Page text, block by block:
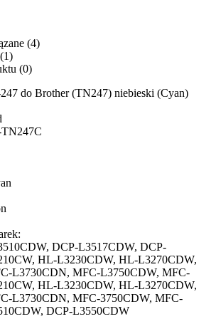
(4)
(0)
do Brother (TN247) niebieski (Cyan)
DCP-L3517CDW, DCP-
HL-L3230CDW, HL-L3270CDW,
L3730CDN, MFC-L3750CDW, MFC-
HL-L3230CDW, HL-L3270CDW,
L3730CDN, MFC-3750CDW, MFC-
DCP-L3550CDW